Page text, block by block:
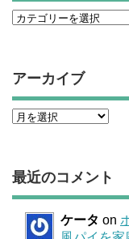
アーカイブ
最近のコメント
ケータ on